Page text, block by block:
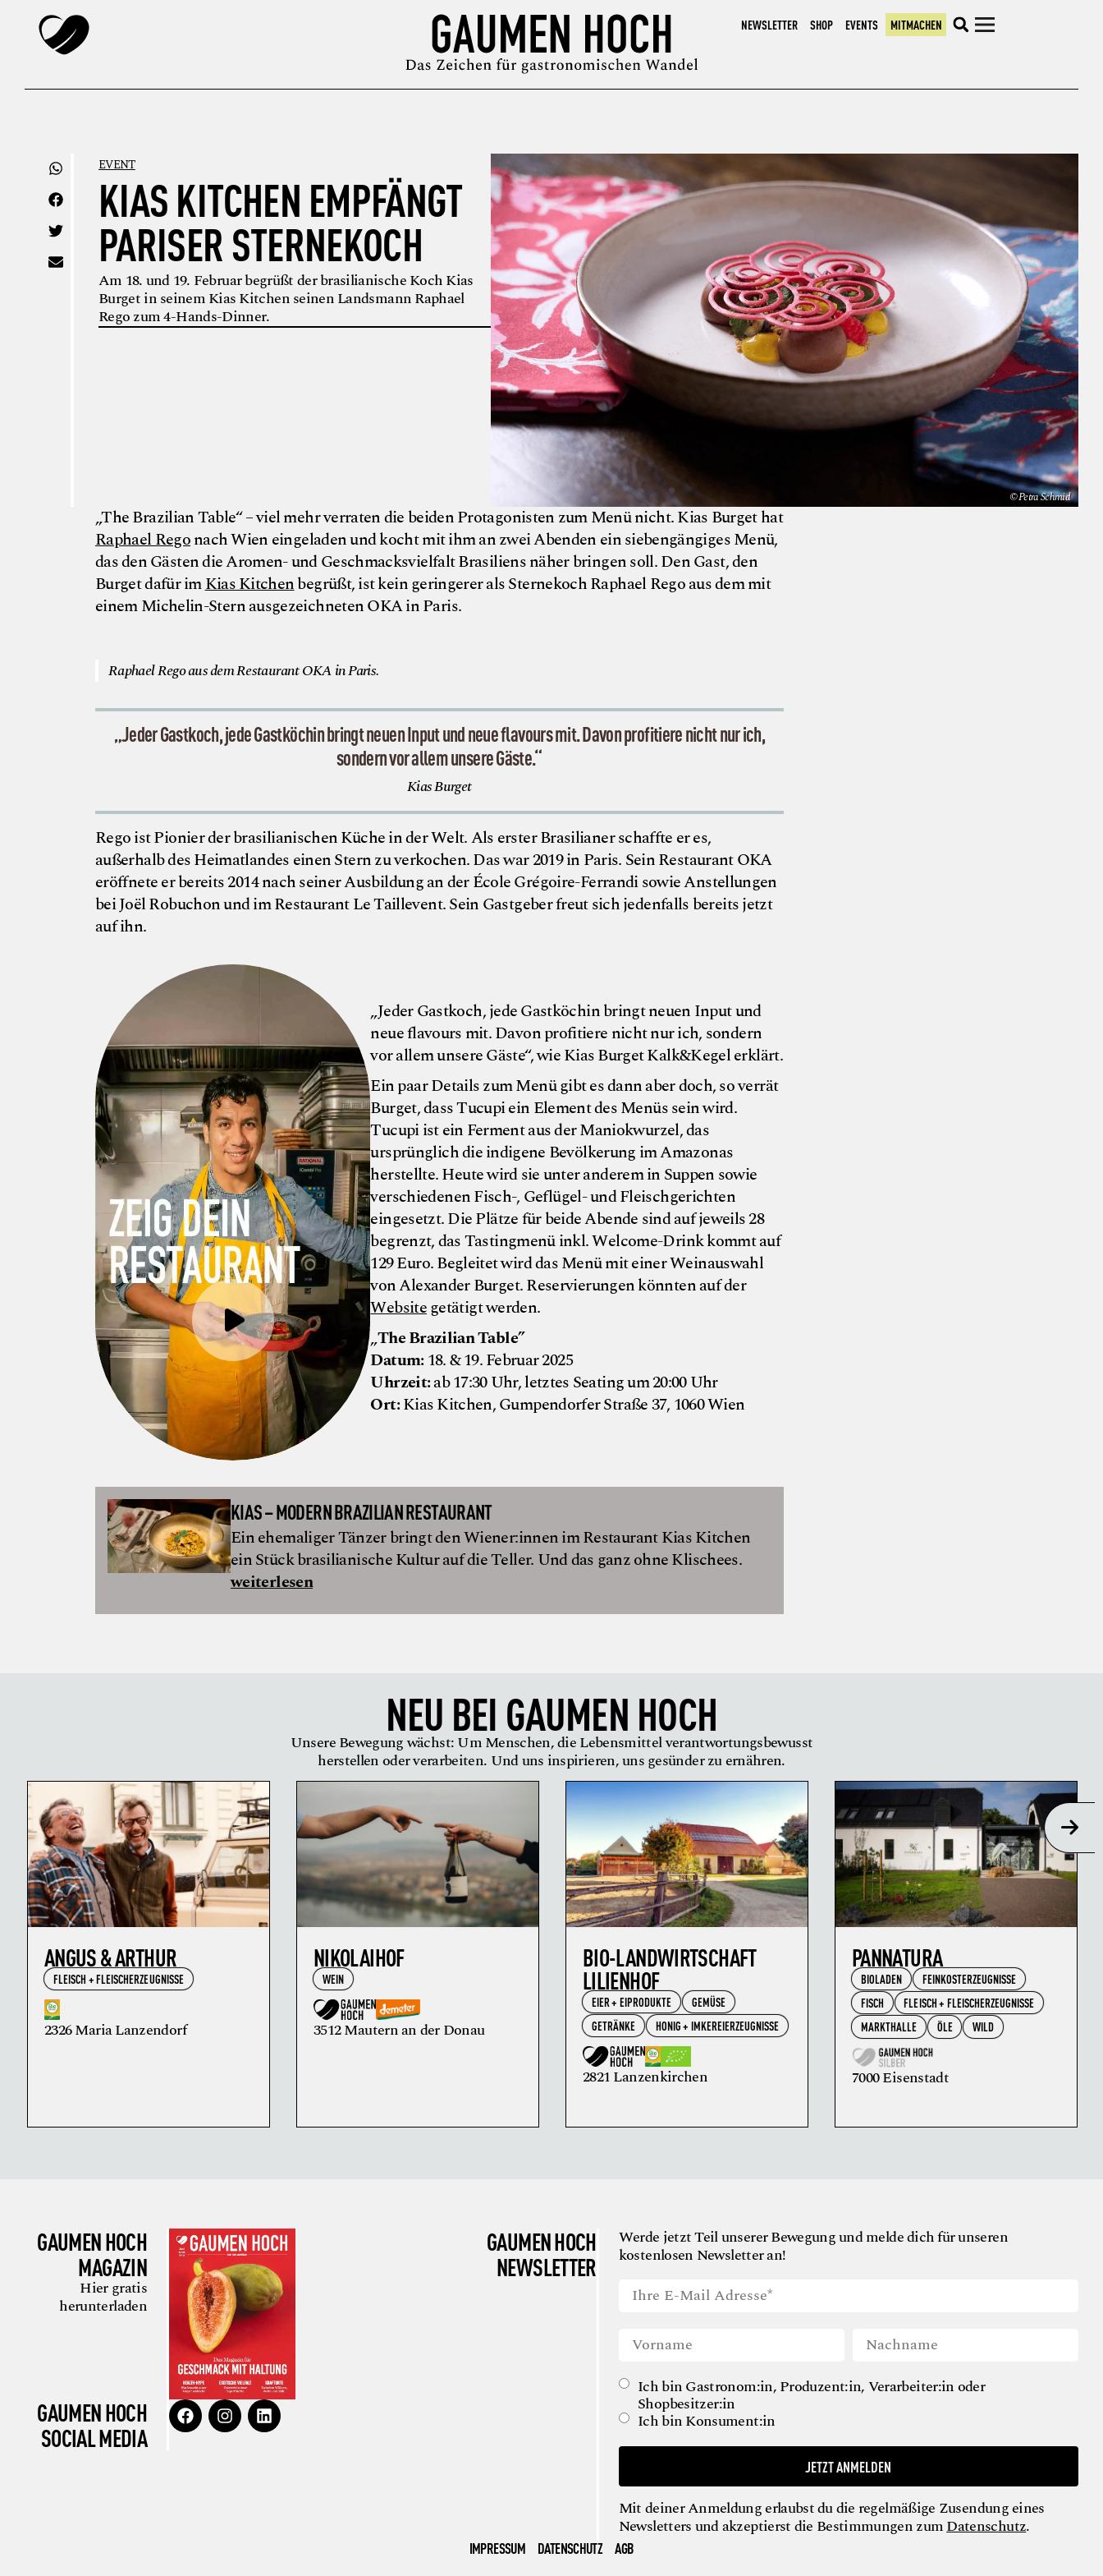
NEWSLETTER SHOP EVENTS MITMACHEN
MAGAZIN GUIDE PODCAST ÜBER UNS SYMPOSIUM
EVENT
KIAS KITCHEN EMPFÄNGT
PARISER STERNEKOCH
Am 18. und 19. Februar begrüßt der brasilianische Koch Kias
Burget in seinem Kias Kitchen seinen Landsmann Raphael
Rego zum 4-Hands-Dinner.
© Petra Schmid
„The Brazilian Table“ – viel mehr verraten die beiden Protagonisten zum Menü nicht. Kias Burget hat
Raphael Regonach Wien eingeladen und kocht mit ihm an zwei Abenden ein siebengängiges Menü,
das den Gästen die Aromen- und Geschmacksvielfalt Brasiliens näher bringen soll. Den Gast, den
Burget dafür imKias Kitchenbegrüßt, ist kein geringerer als Sternekoch Raphael Rego aus dem mit
einem Michelin-Stern ausgezeichneten OKA in Paris.
Raphael Rego aus dem Restaurant OKA in Paris.
„Jeder Gastkoch, jede Gastköchin bringt neuen Input und neue flavours mit. Davon profitiere nicht nur ich,
sondern vor allem unsere Gäste.“
Kias Burget
Rego ist Pionier der brasilianischen Küche in der Welt. Als erster Brasilianer schaffte er es,
außerhalb des Heimatlandes einen Stern zu verkochen. Das war 2019 in Paris. Sein Restaurant OKA
eröffnete er bereits 2014 nach seiner Ausbildung an der École Grégoire-Ferrandi sowie Anstellungen
bei Joël Robuchon und im Restaurant Le Taillevent. Sein Gastgeber freut sich jedenfalls bereits jetzt
auf ihn.
„Jeder Gastkoch, jede Gastköchin bringt neuen Input und
neue flavours mit. Davon profitiere nicht nur ich, sondern
vor allem unsere Gäste“, wie Kias Burget Kalk&Kegel erklärt.
Ein paar Details zum Menü gibt es dann aber doch, so verrät
Burget, dass Tucupi ein Element des Menüs sein wird.
Tucupi ist ein Ferment aus der Maniokwurzel, das
ursprünglich die indigene Bevölkerung im Amazonas
herstellte. Heute wird sie unter anderem in Suppen sowie
verschiedenen Fisch-, Geflügel- und Fleischgerichten
eingesetzt. Die Plätze für beide Abende sind auf jeweils 28
begrenzt, das Tastingmenü inkl. Welcome-Drink kommt auf
129 Euro. Begleitet wird das Menü mit einer Weinauswahl
von Alexander Burget. Reservierungen könnten auf der
Websitegetätigt werden.
„The Brazilian Table”
Datum:18. & 19. Februar 2025
Uhrzeit:ab 17:30 Uhr, letztes Seating um 20:00 Uhr
Ort:Kias Kitchen, Gumpendorfer Straße 37, 1060 Wien
KIAS – MODERN BRAZILIAN RESTAURANT
Ein ehemaliger Tänzer bringt den Wiener:innen im Restaurant Kias Kitchen
ein Stück brasilianische Kultur auf die Teller. Und das ganz ohne Klischees.
weiterlesen
NEU BEIGAUMEN HOCH
Unsere Bewegung wächst: Um Menschen, die Lebensmittel verantwortungsbewusst
herstellen oder verarbeiten. Und uns inspirieren, uns gesünder zu ernähren.
ANGUS & ARTHUR
FLEISCH + FLEISCHERZEUGNISSE
2326 Maria Lanzendorf
NIKOLAIHOF
WEIN
3512 Mautern an der Donau
BIO-LANDWIRTSCHAFT
LILIENHOF
EIER + EIPRODUKTE
GEMÜSE
GETRÄNKE
HONIG + IMKEREIERZEUGNISSE
2821 Lanzenkirchen
PANNATURA
BIOLADEN
FEINKOSTERZEUGNISSE
FISCH
FLEISCH + FLEISCHERZEUGNISSE
MARKTHALLE
ÖLE WILD
7000 Eisenstadt
GAUMEN HOCH
MAGAZIN
Hier gratis
herunterladen
GAUMEN HOCH
SOCIAL MEDIA
GAUMEN HOCH
NEWSLETTER
Werde jetzt Teil unserer Bewegung und melde dich für unseren
kostenlosen Newsletter an!
Ich bin Gastronom:in, Produzent:in, Verarbeiter:in oder
Shopbesitzer:in
Ich bin Konsument:in
JETZT ANMELDEN
Mit deiner Anmeldung erlaubst du die regelmäßige Zusendung eines
Newsletters und akzeptierst die Bestimmungen zumDatenschutz.
IMPRESSUM DATENSCHUTZ AGB